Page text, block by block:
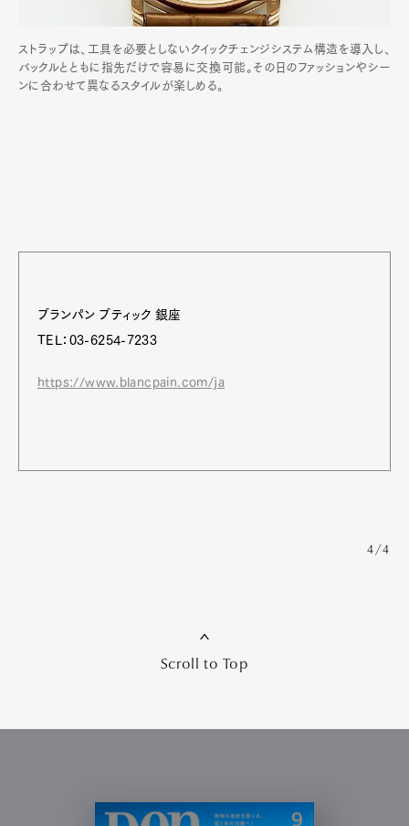
ストラップは、工具を必要としないクイックチェンジシステム構造を導入し、
バックルとともに指先だけで容易に交換可能。その日のファッションやシー
ンに合わせて異なるスタイルが楽しめる。
ブランパン ブティック 銀座
TEL：03-6254-7233
https://www.blancpain.com/ja
4/4
Scroll to Top